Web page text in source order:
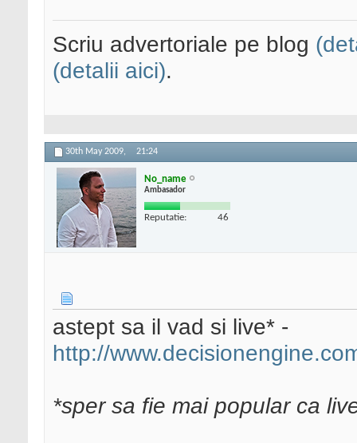
Scriu advertoriale pe blog
(detalii aici).
30th May 2009, 21:24
No_name
Ambasador
Reputatie: 46
astept sa il vad si live* -
http://
*sper sa fie mai popular ca